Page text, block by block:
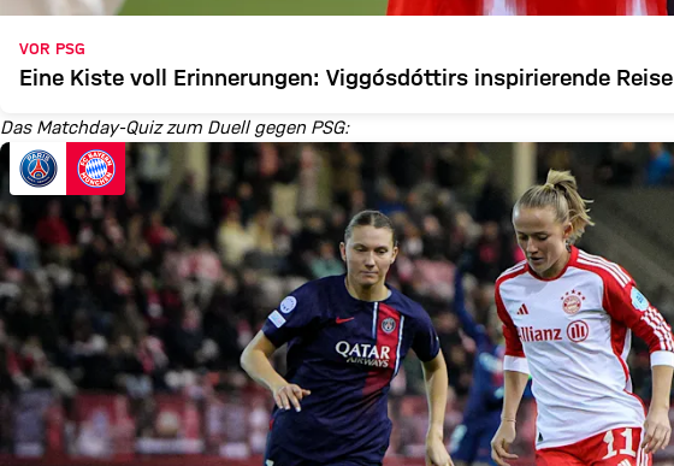
VOR PSG
Eine Kiste voll Erinnerungen: Viggósdóttirs inspirierende Reise
Das Matchday-Quiz zum Duell gegen PSG: